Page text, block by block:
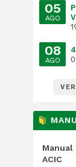
05
AGO
08
AGO
Manual
ACIC